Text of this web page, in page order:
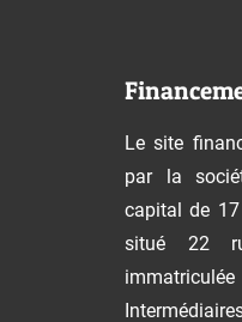
Le site
par la
capital de
situé 22